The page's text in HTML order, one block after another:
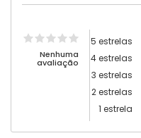
Nenhuma
avaliação
5 estrelas
4 estrelas
3 estrelas
2 estrelas
1 estrela